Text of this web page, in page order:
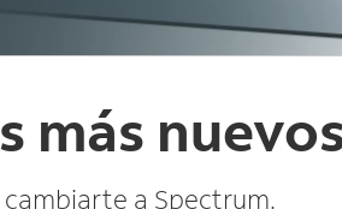
más
cambiarte a Spectrum.